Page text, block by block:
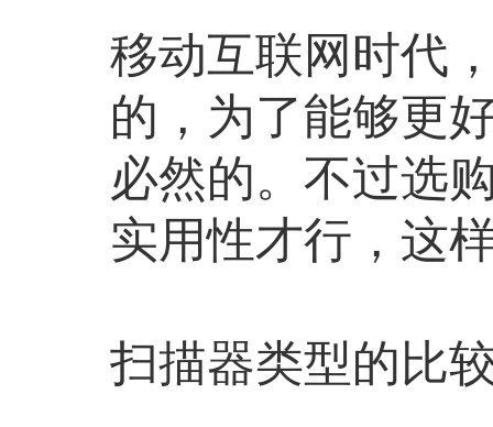
移动互联网时代
的，为了能够更
必然的。不过选
实用性才行，这
扫描器类型的比